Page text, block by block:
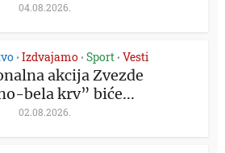
04.08.2026.
• Izdvajamo • Sport • Vesti
akcija Zvezde
bela krv” biće...
02.08.2026.